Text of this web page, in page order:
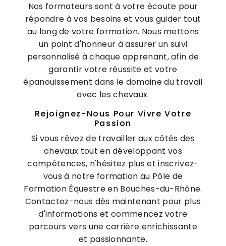
Nos formateurs sont à votre écoute pour
répondre à vos besoins et vous guider tout
au long de votre formation. Nous mettons
un point d'honneur à assurer un suivi
personnalisé à chaque apprenant, afin de
garantir votre réussite et votre
épanouissement dans le domaine du travail
avec les chevaux.
Rejoignez-Nous Pour Vivre Votre
Passion
Si vous rêvez de travailler aux côtés des
chevaux tout en développant vos
compétences, n'hésitez plus et inscrivez-
vous à notre formation au Pôle de
Formation Équestre en Bouches-du-Rhône.
Contactez-nous dès maintenant pour plus
d'informations et commencez votre
parcours vers une carrière enrichissante
et passionnante.